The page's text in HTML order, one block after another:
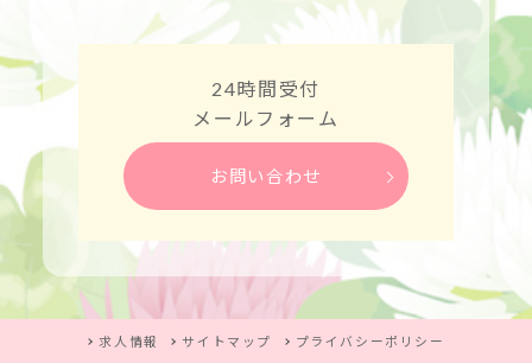
24時間受付
メールフォーム
お問い合わせ
求人情報 サイトマップ
プライバシーポリシー